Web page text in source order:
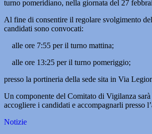
turno pomeridiano, nella giornata del 27
Al fine di consentire il regolare svolgimento
candidati sono convocati:
alle ore 7:55 per il turno mattina;
alle ore 13:25 per il turno pomeriggio;
presso la portineria della sede sita in Via
Un componente del Comitato di Vigilanza sarà
accogliere i candidati e accompagnarli presso
Notizie